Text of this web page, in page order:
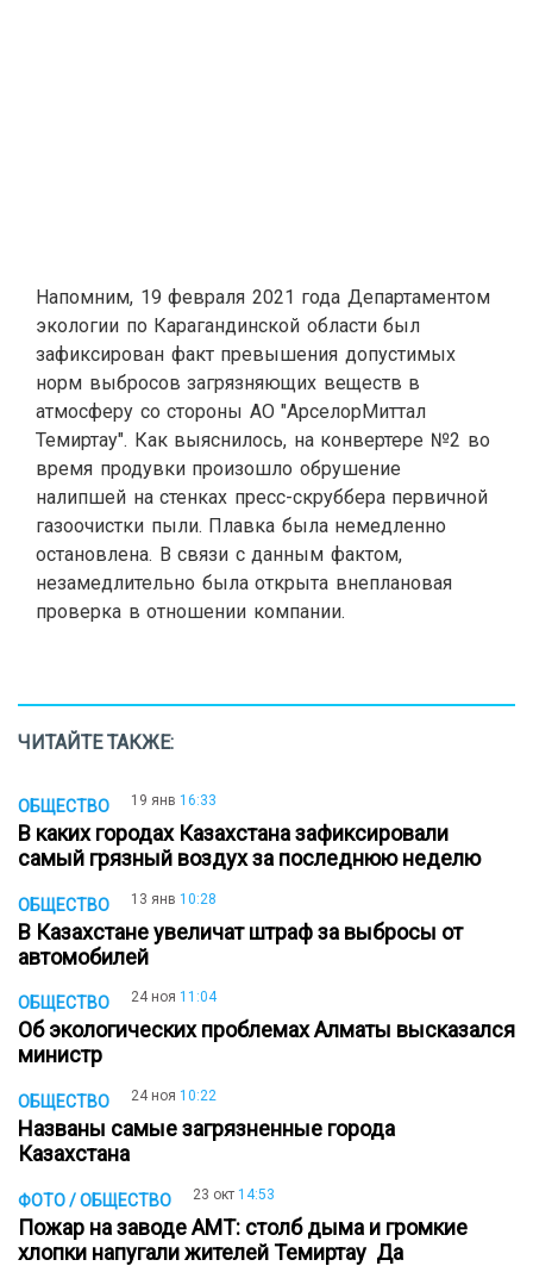
Напомним, 19 февраля 2021 года Департаментом
экологии по Карагандинской области был
зафиксирован факт превышения допустимых
норм выбросов загрязняющих веществ в
атмосферу со стороны АО "АрселорМиттал
Темиртау". Как выяснилось, на конвертере №2 во
время продувки произошло обрушение
налипшей на стенках пресс-скруббера первичной
газоочистки пыли. Плавка была немедленно
остановлена. В связи с данным фактом,
незамедлительно была открыта внеплановая
проверка в отношении компании.
ЧИТАЙТЕ ТАКЖЕ:
ОБЩЕСТВО 19 янв 16:33
В каких городах Казахстана зафиксировали
самый грязный воздух за последнюю неделю
ОБЩЕСТВО 13 янв 10:28
В Казахстане увеличат штраф за выбросы от
автомобилей
ОБЩЕСТВО 24 ноя 11:04
Об экологических проблемах Алматы высказался
министр
ОБЩЕСТВО 24 ноя 10:22
Названы самые загрязненные города
Казахстана
ФОТО / ОБЩЕСТВО 23 окт 14:53
Пожар на заводе АМТ: столб дыма и громкие
хлопки напугали жителей Темиртау Да